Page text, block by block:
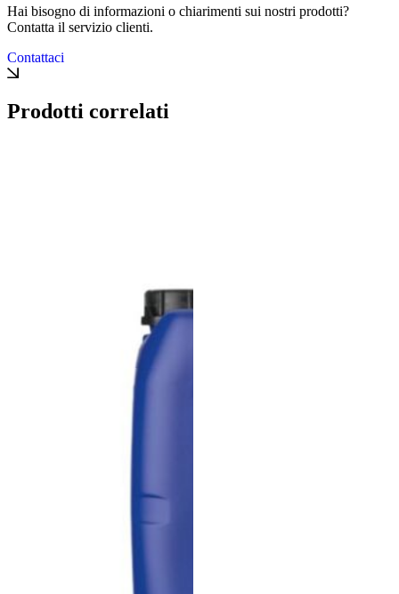
Hai bisogno di informazioni o chiarimenti sui nostri prodotti?
Contatta il servizio clienti.
Contattaci
Prodotti correlati